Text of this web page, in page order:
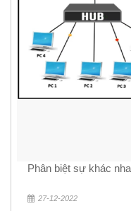
Phân biệt sự khác
27-12-2022